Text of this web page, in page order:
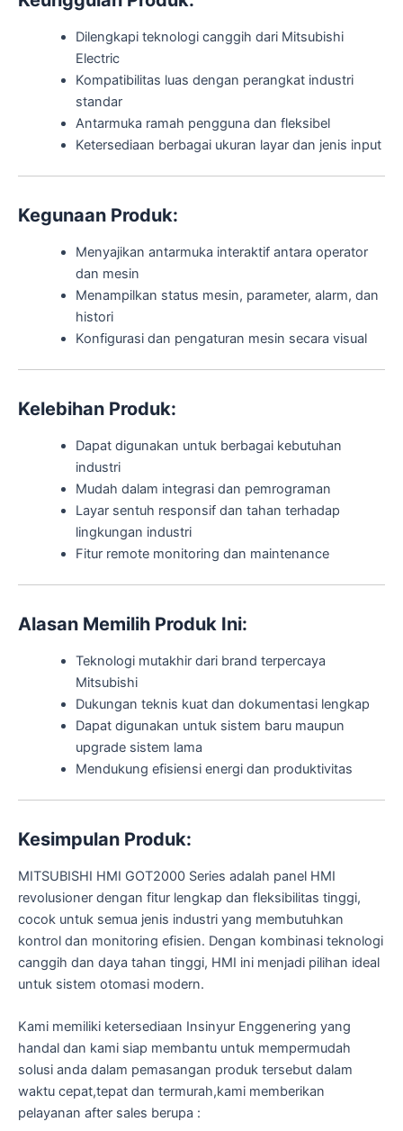
Dilengkapi teknologi canggih dari Mitsubishi
Electric
Kompatibilitas luas dengan perangkat industri
standar
Antarmuka ramah pengguna dan fleksibel
Ketersediaan berbagai ukuran layar dan jenis input
Kegunaan Produk:
Menyajikan antarmuka interaktif antara operator
dan mesin
Menampilkan status mesin, parameter, alarm, dan
histori
Konfigurasi dan pengaturan mesin secara visual
Kelebihan Produk:
Dapat digunakan untuk berbagai kebutuhan
industri
Mudah dalam integrasi dan pemrograman
Layar sentuh responsif dan tahan terhadap
lingkungan industri
Fitur remote monitoring dan maintenance
Alasan Memilih Produk Ini:
Teknologi mutakhir dari brand terpercaya
Mitsubishi
Dukungan teknis kuat dan dokumentasi lengkap
Dapat digunakan untuk sistem baru maupun
upgrade sistem lama
Mendukung efisiensi energi dan produktivitas
Kesimpulan Produk:
MITSUBISHI HMI GOT2000 Series adalah panel HMI
revolusioner dengan fitur lengkap dan fleksibilitas tinggi,
cocok untuk semua jenis industri yang membutuhkan
kontrol dan monitoring efisien. Dengan kombinasi teknologi
canggih dan daya tahan tinggi, HMI ini menjadi pilihan ideal
untuk sistem otomasi modern.
Kami memiliki ketersediaan Insinyur Enggenering yang
handal dan kami siap membantu untuk mempermudah
solusi anda dalam pemasangan produk tersebut dalam
waktu cepat,tepat dan termurah,kami memberikan
pelayanan after sales berupa :